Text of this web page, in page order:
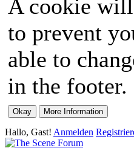
A cookie will
to prevent
able to
in the footer.
Hallo, Gast! Anmelden